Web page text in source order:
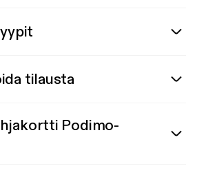
tilausta
Podimo-